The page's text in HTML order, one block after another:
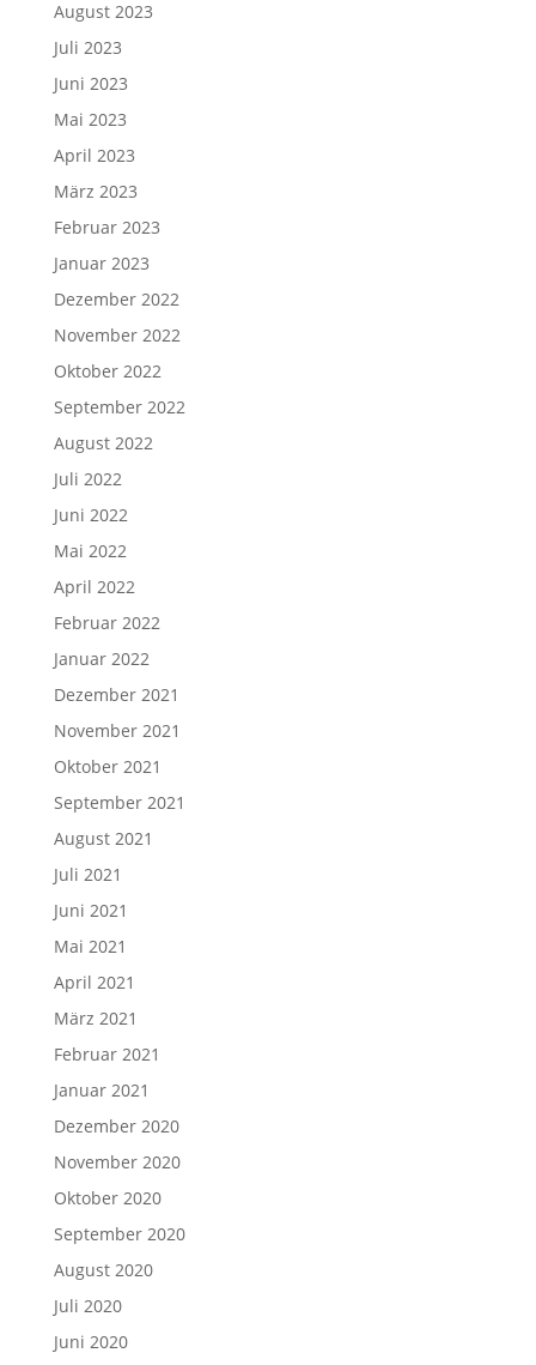
August 2023
Juli 2023
Juni 2023
Mai 2023
April 2023
März 2023
Februar 2023
Januar 2023
Dezember 2022
November 2022
Oktober 2022
September 2022
August 2022
Juli 2022
Juni 2022
Mai 2022
April 2022
Februar 2022
Januar 2022
Dezember 2021
November 2021
Oktober 2021
September 2021
August 2021
Juli 2021
Juni 2021
Mai 2021
April 2021
März 2021
Februar 2021
Januar 2021
Dezember 2020
November 2020
Oktober 2020
September 2020
August 2020
Juli 2020
Juni 2020